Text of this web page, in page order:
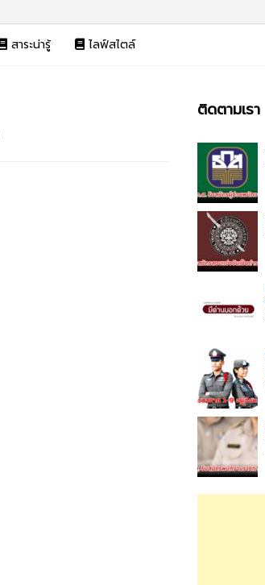
สาระน่ารู้ ไลฟ์สไตล์
ติดตามเรา